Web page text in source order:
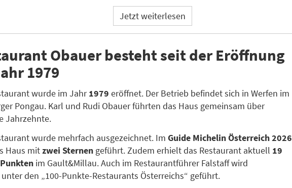
Jetzt weiterlesen
Obauer besteht seit der Eröffnung
1979
wurde im Jahr1979 eröffnet. Der Betrieb befindet sich in Werfen im
Pongau. Karl und Rudi Obauer führten das Haus gemeinsam über
Jahrzehnte.
wurde mehrfach ausgezeichnet. Im Guide Michelin Österreich 2026
Haus mitzwei Sternen geführt. Zudem erhielt das Restaurant aktuell 19
im Gault&Millau. Auch im Restaurantführer Falstaff wird
den „100-Punkte-Restaurants Österreichs“ geführt.